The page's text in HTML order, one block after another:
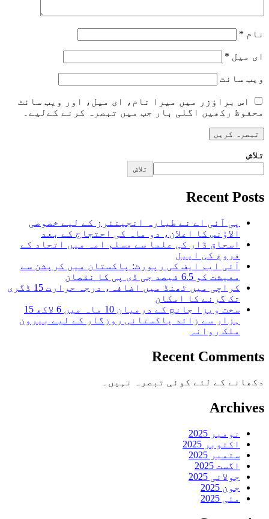
نام *
ای میل *
ویب‌ سائٹ
اس براؤزر میں میرا نام، ای میل، اور ویب سائٹ
محفوظ رکھیں اگلی بار جب میں تبصرہ کرنے کےلیے۔
تلاش
تلاش
Recent Posts
پی آئی اے نے طیارہ انجینئرز کے لیے خصوصی
الاؤنس کا اعلان، دو ماہ کی احتجاج کے بعد
اسحاق ڈار کی علما سے مسلم امہ میں اتحاد کے
فروغ کی اپیل
آئی ایم ایف کی رپورٹ: پاکستان میں کرپشن سے
معیشت کو 6.5 فیصد جی ڈی پی کا نقصان
کراچی میں ٹھنڈ میں اضافہ، درجہ حرارت 15 ڈگری
تک گرنے کا امکان
سخت ویزا جانچ کے درمیان 10 ماہ میں 6 لاکھ 15
ہزار سے زائد پاکستانی روزگار کے لیے بیرون
ملک روانہ
Recent Comments
دکھانے کے لئے کوئی تبصرہ نہیں۔
Archives
نومبر 2025
اکتوبر 2025
ستمبر 2025
اگست 2025
جولائی 2025
جون 2025
مئی 2025